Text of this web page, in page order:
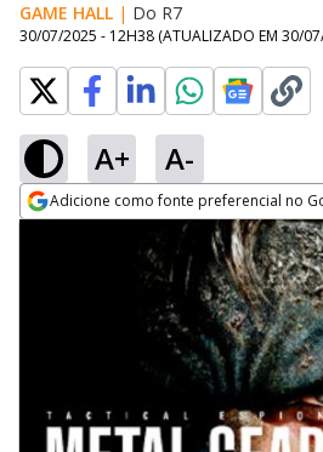
GAME HALL | Do R7
30/07/2025 - 12H38 (ATUALIZADO EM 30/
A+ A-
Adicione como fonte preferencial no
Opens in new window